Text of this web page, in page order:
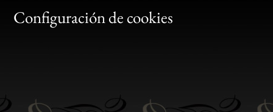
Configuración de cookies